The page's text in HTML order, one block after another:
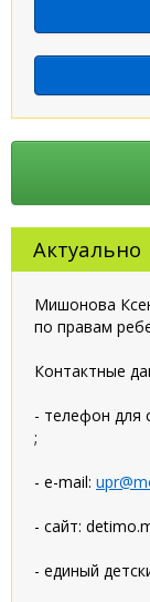
Актуально
Мишонова
по правам
Контактные
- телефон для
;
- e-mail:
- сайт:
- единый